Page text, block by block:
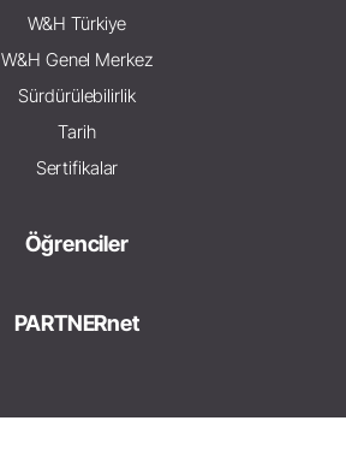
W&H Türkiye
W&H Genel Merkez
Sürdürülebilirlik
Tarih
Sertifikalar
Öğrenciler
PARTNERnet